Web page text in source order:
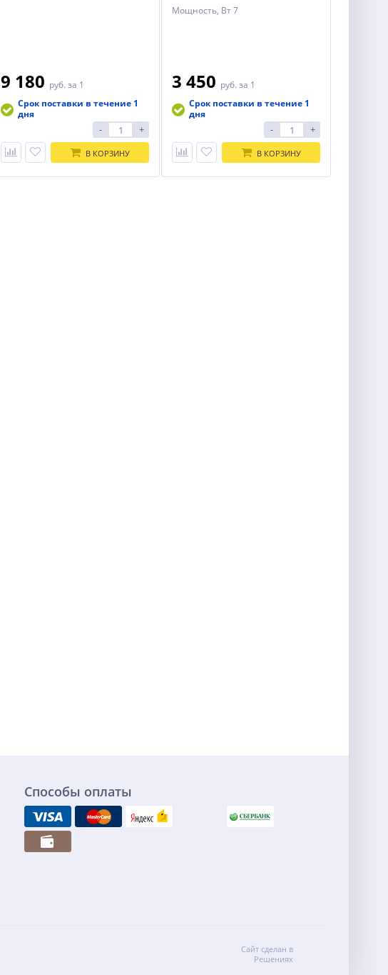
9 180 руб. за 1
Срок поставки в течение 1
дня
- +
В КОРЗИНУ
Мощность, Вт 7
3 450 руб. за 1
Срок поставки в течение 1
дня
- +
В КОРЗИНУ
Способы оплаты
Сайт сделан в
Решениях